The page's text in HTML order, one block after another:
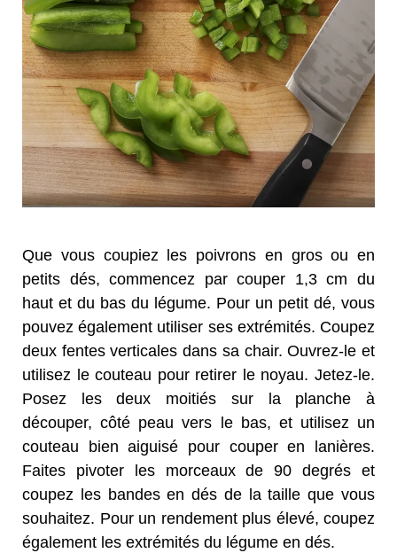
Que vous coupiez les poivrons en gros ou en
petits dés, commencez par couper 1,3 cm du
haut et du bas du légume. Pour un petit dé, vous
pouvez également utiliser ses extrémités. Coupez
deux fentes verticales dans sa chair. Ouvrez-le et
utilisez le couteau pour retirer le noyau. Jetez-le.
Posez les deux moitiés sur la planche à
découper, côté peau vers le bas, et utilisez un
couteau bien aiguisé pour couper en lanières.
Faites pivoter les morceaux de 90 degrés et
coupez les bandes en dés de la taille que vous
souhaitez. Pour un rendement plus élevé, coupez
également les extrémités du légume en dés.